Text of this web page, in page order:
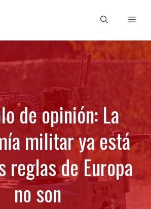
de opinión: La
militar ya está
reglas de Europa
no son